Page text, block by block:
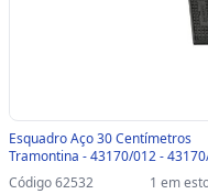
Esquadro Aço 30 Centímetros
Tramontina - 43170/012 -
Código 62532
1 em